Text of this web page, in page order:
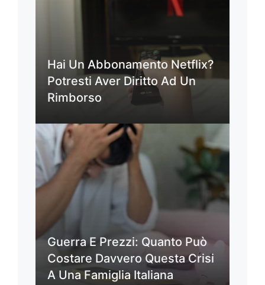
Hai Un Abbonamento Netflix?
Potresti Aver Diritto Ad Un
Rimborso
Guerra E Prezzi: Quanto Può
Costare Davvero Questa Crisi
A Una Famiglia Italiana